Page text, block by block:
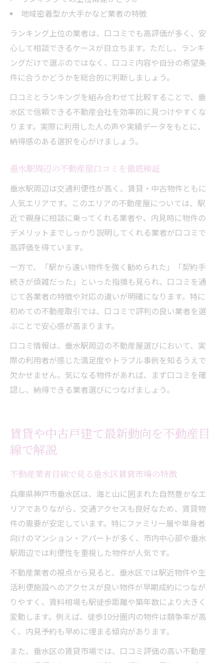
地域密着型か大手かなど業者の特徴
ランキング上位の業者は、口コミでも高評価が多く、安
心して相談できるケースが目立ちます。ただし、ランキ
ングだけで選ぶのではなく、口コミ内容や自分の希望条
件に合うかどうかを総合的に判断しましょう。
口コミとランキングを組み合わせて比較することで、垂
水区で信頼できる不動産会社を効率的に見つけやすくな
ります。実際に利用した人の声や実績データをもとに、
納得感のある選択を心がけましょう。
垂水駅周辺の不動産屋口コミを徹底検証
垂水駅周辺は交通利便性が高く、賃貸・中古物件ともに
人気エリアです。このエリアの不動産屋については、駅
近で親身に相談に乗ってくれる業者や、内見時に物件の
デメリットまでしっかり説明してくれる業者が口コミで
高評価を得ています。
一方で、「駅から遠い物件を強く勧められた」「契約手
続きが煩雑だった」といった指摘も見られ、口コミを通
じて各業者の特徴や対応の違いが明確になります。特に
初めての不動産取引では、口コミで評判の良い業者を選
ぶことで安心感が高まります。
口コミ情報は、垂水駅周辺の不動産屋選びにおいて、実
際の利用者が感じた満足度やトラブル事例を知るうえで
欠かせません。気になる物件があれば、まず口コミを確
認し、納得できる業者選びにつなげましょう。
賃貸や中古戸建て最新動向を不動産目
線で解説
不動産業者目線で見る垂水区賃貸市場の特徴
兵庫県神戸市垂水区は、海と山に囲まれた自然豊かなエ
リアでありながら、交通アクセスも良好なため、賃貸物
件の需要が安定しています。特にファミリー層や単身者
向けのマンション・アパートが多く、市内中心部や垂水
駅周辺では利便性を重視した物件が人気です。
不動産業者の視点から見ると、垂水区では駅近物件や生
活利便施設へのアクセスが良い物件が早期成約につなが
りやすく、賃料相場も駅徒歩距離や築年数により大きく
変動します。例えば、徒歩10分圏内の物件は競争率が高
く、内見予約も早めに埋まる傾向があります。
また、垂水区の賃貸市場では、口コミ評価の高い不動産